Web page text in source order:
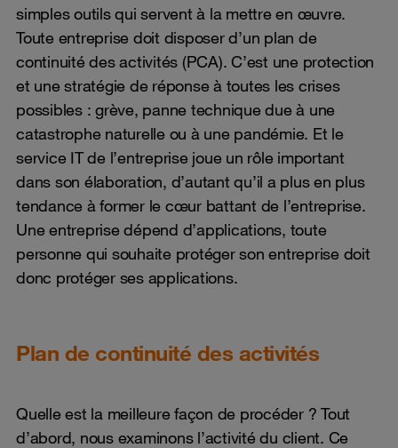
simples outils qui servent à la mettre en œuvre.
Toute entreprise doit disposer d’un plan de
continuité des activités (PCA). C’est une protection
et une stratégie de réponse à toutes les crises
possibles : grève, panne technique due à une
catastrophe naturelle ou à une pandémie. Et le
service IT de l’entreprise joue un rôle important
dans son élaboration, d’autant qu’il a plus en plus
tendance à former le cœur battant de l’entreprise.
Une entreprise dépend d’applications, toute
personne qui souhaite protéger son entreprise doit
donc protéger ses applications.
Plan de continuité des activités
Quelle est la meilleure façon de procéder ? Tout
d’abord, nous examinons l’activité du client. Ce